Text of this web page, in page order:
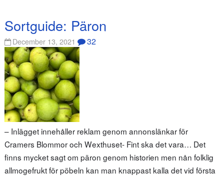
Sortguide: Päron
December 13, 2021 32
– Inlägget innehåller reklam genom annonslänkar för
Cramers Blommor och Wexthuset- Fint ska det vara… Det
finns mycket sagt om päron genom historien men nån folklig
allmogefrukt för pöbeln kan man knappast kalla det vid första